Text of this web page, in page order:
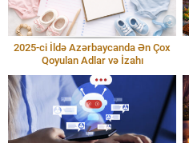
2025-ci İldə Azərbaycanda Ən Çox
Qoyulan Adlar və İzahı